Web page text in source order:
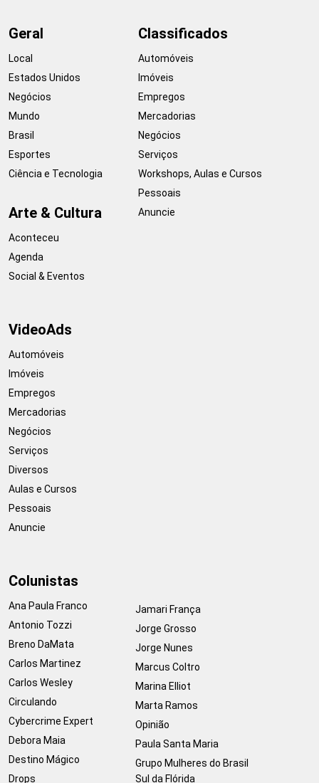
Geral
Local
Estados Unidos
Negócios
Mundo
Brasil
Esportes
Ciência e Tecnologia
Arte & Cultura
Aconteceu
Agenda
Social & Eventos
Classificados
Automóveis
Imóveis
Empregos
Mercadorias
Negócios
Serviços
Workshops, Aulas e Cursos
Pessoais
Anuncie
VideoAds
Automóveis
Imóveis
Empregos
Mercadorias
Negócios
Serviços
Diversos
Aulas e Cursos
Pessoais
Anuncie
Colunistas
Ana Paula Franco
Antonio Tozzi
Breno DaMata
Carlos Martinez
Carlos Wesley
Circulando
Cybercrime Expert
Debora Maia
Destino Mágico
Drops
Jamari França
Jorge Grosso
Jorge Nunes
Marcus Coltro
Marina Elliot
Marta Ramos
Opinião
Paula Santa Maria
Grupo Mulheres do Brasil
Sul da Flórida